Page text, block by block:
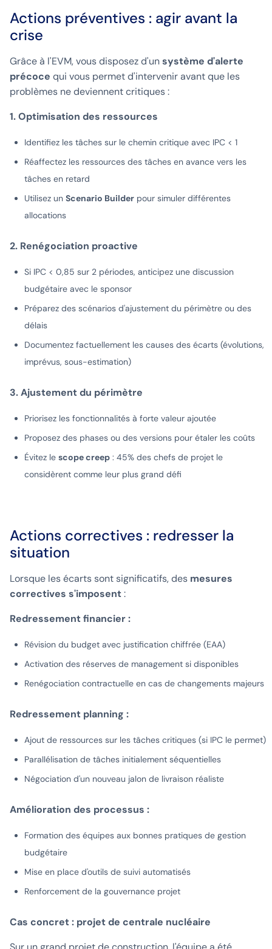
Actions préventives : agir avant la
crise
Grâce à l'EVM, vous disposez d'unsystème d'alerte
précoce qui vous permet d'intervenir avant que les
problèmes ne deviennent critiques :
1. Optimisation des ressources
Identifiez les tâches sur le chemin critique avec IPC < 1
Réaffectez les ressources des tâches en avance vers les
tâches en retard
Utilisez un Scenario Builder pour simuler différentes
allocations
2. Renégociation proactive
Si IPC < 0,85 sur 2 périodes, anticipez une discussion
budgétaire avec le sponsor
Préparez des scénarios d'ajustement du périmètre ou des
délais
Documentez factuellement les causes des écarts (évolutions,
imprévus, sous-estimation)
3. Ajustement du périmètre
Priorisez les fonctionnalités à forte valeur ajoutée
Proposez des phases ou des versions pour étaler les coûts
Évitez le scope creep : 45% des chefs de projet le
considèrent comme leur plus grand défi
Actions correctives : redresser la
situation
Lorsque les écarts sont significatifs, des mesures
correctives s'imposent:
Redressement financier :
Révision du budget avec justification chiffrée (EAA)
Activation des réserves de management si disponibles
Renégociation contractuelle en cas de changements majeurs
Redressement planning :
Ajout de ressources sur les tâches critiques (si IPC le permet)
Parallélisation de tâches initialement séquentielles
Négociation d'un nouveau jalon de livraison réaliste
Amélioration des processus :
Formation des équipes aux bonnes pratiques de gestion
budgétaire
Mise en place d'outils de suivi automatisés
Renforcement de la gouvernance projet
Cas concret : projet de centrale nucléaire